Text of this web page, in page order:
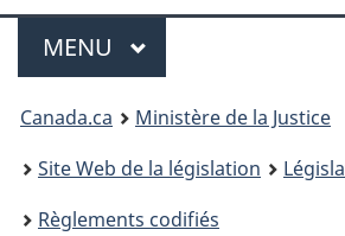
Menu
MENU PRINCIPAL
You
are
here:
Canada.ca
Ministère de la Justice
Site Web de la législation
Règlements codifiés